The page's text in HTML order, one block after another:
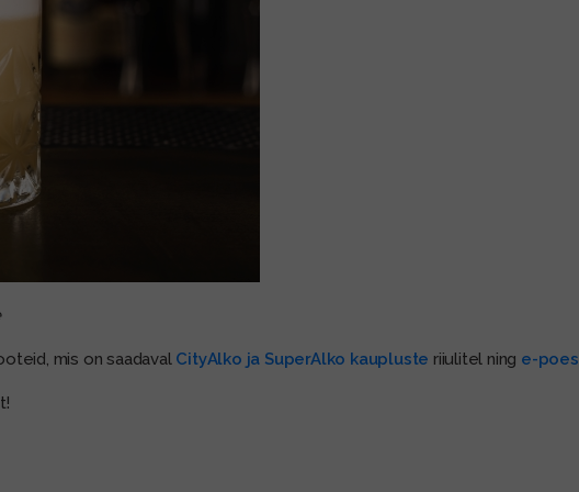
mis on saadaval CityAlko ja SuperAlko kaupluste riiulitel ning e-poes